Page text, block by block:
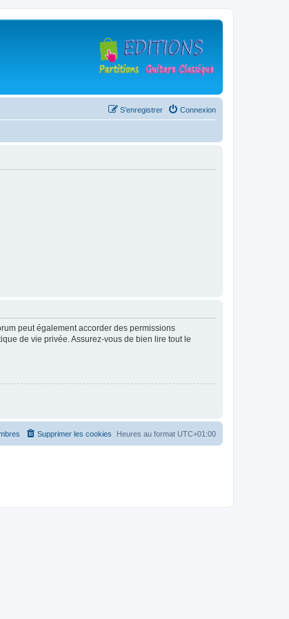
Connexion
S’enregistrer
peut également accorder des permissions
de vie privée. Assurez-vous de bien lire tout le
Heures au format UTC+01:00
Supprimer les cookies